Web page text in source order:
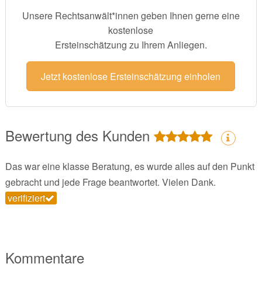
Unsere Rechtsanwält*innen geben Ihnen gerne eine
kostenlose
Ersteinschätzung zu Ihrem Anliegen.
Jetzt kostenlose Ersteinschätzung einholen
Bewertung des Kunden
Das war eine klasse Beratung, es wurde alles auf den Punkt
gebracht und jede Frage beantwortet. Vielen Dank.
verifiziert
Kommentare